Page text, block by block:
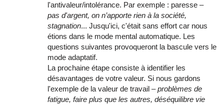
l'antivaleur/intolérance. Par exemple : paresse –
pas d'argent, on n’apporte rien à la société,
stagnation... Jusqu'ici, c'était sans effort car nous
étions dans le mode mental automatique. Les
questions suivantes provoqueront la bascule vers le
mode adaptatif.
La prochaine étape consiste à identifier les
désavantages de votre valeur. Si nous gardons
l'exemple de la valeur de travail –problèmes de
fatigue, faire plus que les autres, déséquilibre vie